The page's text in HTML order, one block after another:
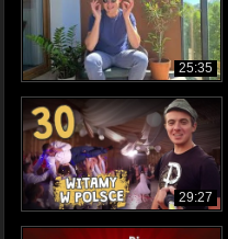
25:35
29:27